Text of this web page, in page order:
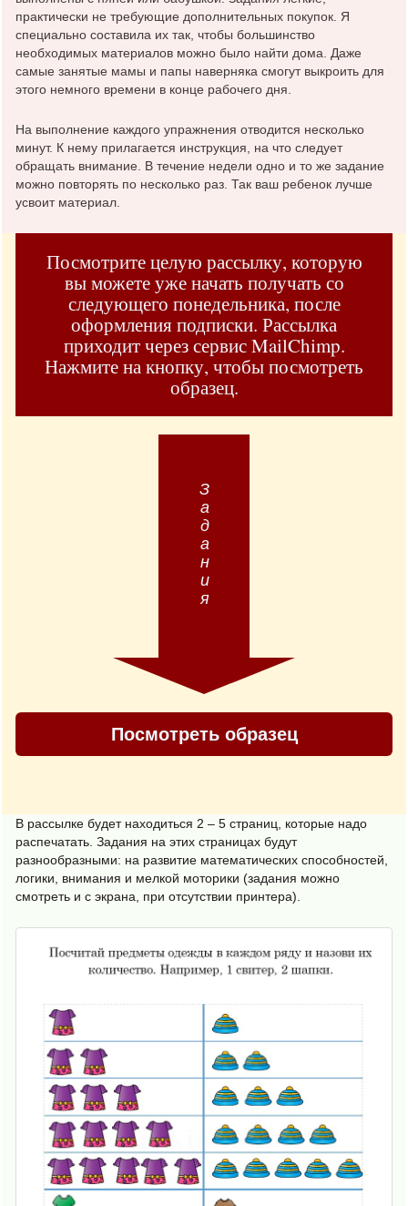
Тетрадь
бесплатно.
практически не требующие дополнительных покупок. Я
специально составила их так, чтобы большинство
необходимых материалов можно было найти дома. Даже
самые занятые мамы и папы наверняка смогут выкроить для
этого немного времени в конце рабочего дня.
На выполнение каждого упражнения отводится несколько
минут. К нему прилагается инструкция, на что следует
обращать внимание. В течение недели одно и то же задание
можно повторять по несколько раз. Так ваш ребенок лучше
усвоит материал.
Посмотрите целую рассылку, которую
вы можете уже начать получать со
следующего понедельника, после
оформления подписки. Рассылка
приходит через сервис MailChimp.
Нажмите на кнопку, чтобы посмотреть
образец.
Задания
Посмотреть образец
В рассылке будет находиться 2 – 5 страниц, которые надо
распечатать. Задания на этих страницах будут
разнообразными: на развитие математических способностей,
логики, внимания и мелкой моторики (задания можно
смотреть и с экрана, при отсутствии принтера).